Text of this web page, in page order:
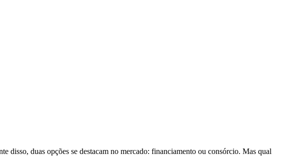
disso, duas opções se destacam no mercado: financiamento ou consórcio. Mas qual